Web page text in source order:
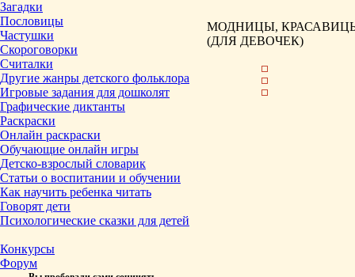
Загадки
Пословицы
Частушки
Скороговорки
Считалки
Другие жанры детского фольклора
Игровые задания для дошколят
Графические диктанты
Раскраски
Онлайн раскраски
Обучающие онлайн игры
Детско-взрослый словарик
Статьи о воспитании и обучении
Как научить ребенка читать
Говорят дети
Психологические сказки для детей
Конкурсы
Форум
МОДНИЦЫ,
(ДЛЯ ДЕВОЧЕК)